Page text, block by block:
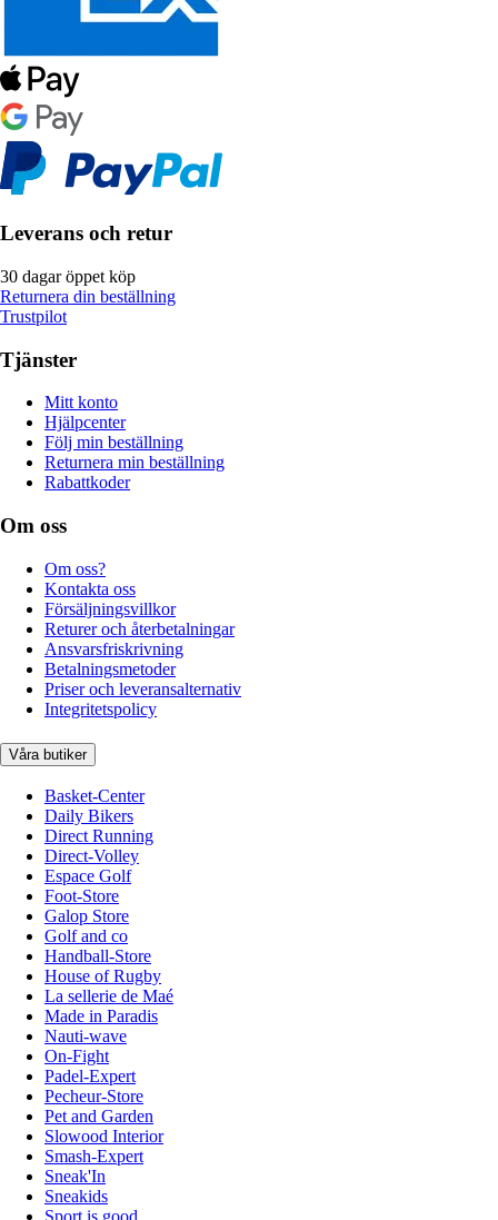
Leverans och retur
30 dagar öppet köp
Returnera din beställning
Trustpilot
Tjänster
Mitt konto
Hjälpcenter
Följ min beställning
Returnera min beställning
Rabattkoder
Om oss
Om oss?
Kontakta oss
Försäljningsvillkor
Returer och återbetalningar
Ansvarsfriskrivning
Betalningsmetoder
Priser och leveransalternativ
Integritetspolicy
Våra butiker
Basket-Center
Daily Bikers
Direct Running
Direct-Volley
Espace Golf
Foot-Store
Galop Store
Golf and co
Handball-Store
House of Rugby
La sellerie de Maé
Made in Paradis
Nauti-wave
On-Fight
Padel-Expert
Pecheur-Store
Pet and Garden
Slowood Interior
Smash-Expert
Sneak'In
Sneakids